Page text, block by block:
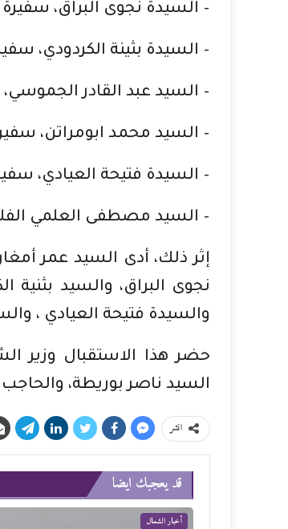
– السيدة نجوى البراق،
– السيدة بثينة الكردودي،
– السيد عبد القادر
– السيد محمد ابومراتن،
– السيدة فتيحة العيادي،
– السيد مصطفى العلمي
إثر ذلك، أدى السيد عمر
نجوى البراق، والسيد بثنية
والسيدة فتيحة العيادي ،
حضر هذا الاستقبال وزير
السيد ناصر بوريطة،
انشر
قد يعجبك ايضا
أخبار الشمال